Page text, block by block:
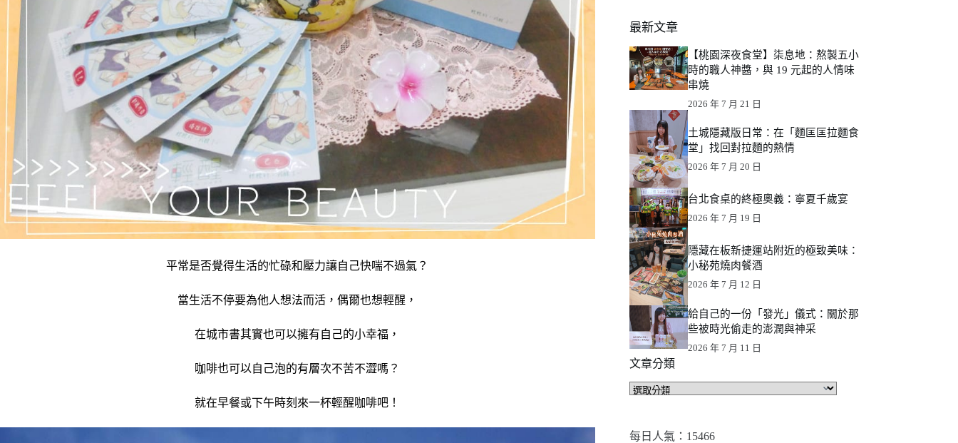
平常是否覺得生活的忙碌和壓力讓自己快喘不過氣？
當生活不停要為他人想法而活，偶爾也想輕醒，
在城市書其實也可以擁有自己的小幸福，
咖啡也可以自己泡的有層次不苦不澀嗎？
就在早餐或下午時刻來一杯輕醒咖啡吧！
最新文章
【桃園深夜食堂】柒息地：熬製五小
時的職人神醬，與 19 元起的人情味
串燒
2026 年 7 月 21 日
土城隱藏版日常：在「麵匡匡拉麵食
堂」找回對拉麵的熱情
2026 年 7 月 20 日
台北食桌的終極奧義：寧夏千歲宴
2026 年 7 月 19 日
隱藏在板新捷運站附近的極致美味：
小秘苑燒肉餐酒
2026 年 7 月 12 日
給自己的一份「發光」儀式：關於那
些被時光偷走的澎潤與神采
2026 年 7 月 11 日
文章分類
文
類
每日人氣：15466